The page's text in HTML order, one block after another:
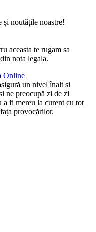
și noutățile noastre!
aceasta te rugam sa
nota legala.
un nivel înalt și
ne preocupă zi de zi
a fi mereu la curent cu tot
provocărilor.